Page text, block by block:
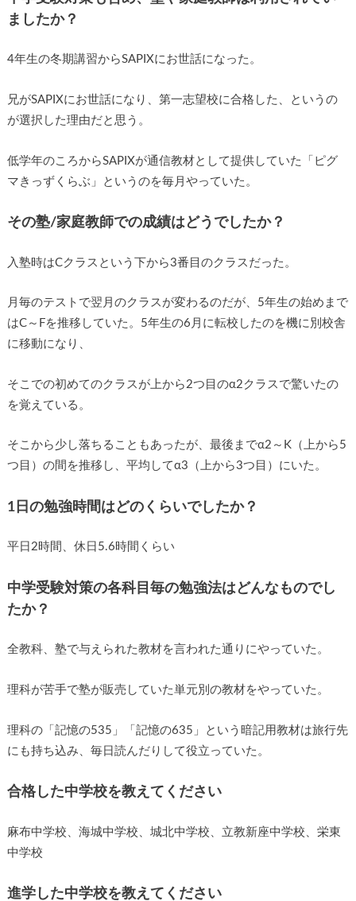
ましたか？
4年生の冬期講習からSAPIXにお世話になった。
兄がSAPIXにお世話になり、第一志望校に合格した、というの
が選択した理由だと思う。
低学年のころからSAPIXが通信教材として提供していた「ピグ
マきっずくらぶ」というのを毎月やっていた。
その塾/家庭教師での成績はどうでしたか？
入塾時はCクラスという下から3番目のクラスだった。
月毎のテストで翌月のクラスが変わるのだが、5年生の始めまで
はC～Fを推移していた。5年生の6月に転校したのを機に別校舎
に移動になり、
そこでの初めてのクラスが上から2つ目のα2クラスで驚いたの
を覚えている。
そこから少し落ちることもあったが、最後までα2～K（上から5
つ目）の間を推移し、平均してα3（上から3つ目）にいた。
1日の勉強時間はどのくらいでしたか？
平日2時間、休日5.6時間くらい
中学受験対策の各科目毎の勉強法はどんなものでし
たか？
全教科、塾で与えられた教材を言われた通りにやっていた。
理科が苦手で塾が販売していた単元別の教材をやっていた。
理科の「記憶の535」「記憶の635」という暗記用教材は旅行先
にも持ち込み、毎日読んだりして役立っていた。
合格した中学校を教えてください
麻布中学校、海城中学校、城北中学校、立教新座中学校、栄東
中学校
進学した中学校を教えてください